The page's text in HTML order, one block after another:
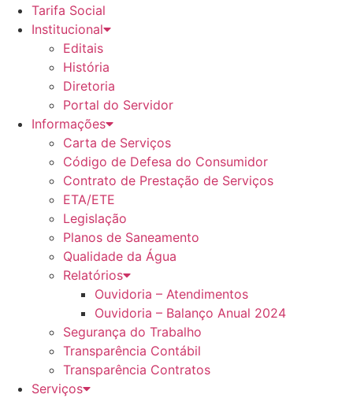
Tarifa Social
Institucional
Editais
História
Diretoria
Portal do Servidor
Informações
Carta de Serviços
Código de Defesa do Consumidor
Contrato de Prestação de Serviços
ETA/ETE
Legislação
Planos de Saneamento
Qualidade da Água
Relatórios
Ouvidoria – Atendimentos
Ouvidoria – Balanço Anual 2024
Segurança do Trabalho
Transparência Contábil
Transparência Contratos
Serviços